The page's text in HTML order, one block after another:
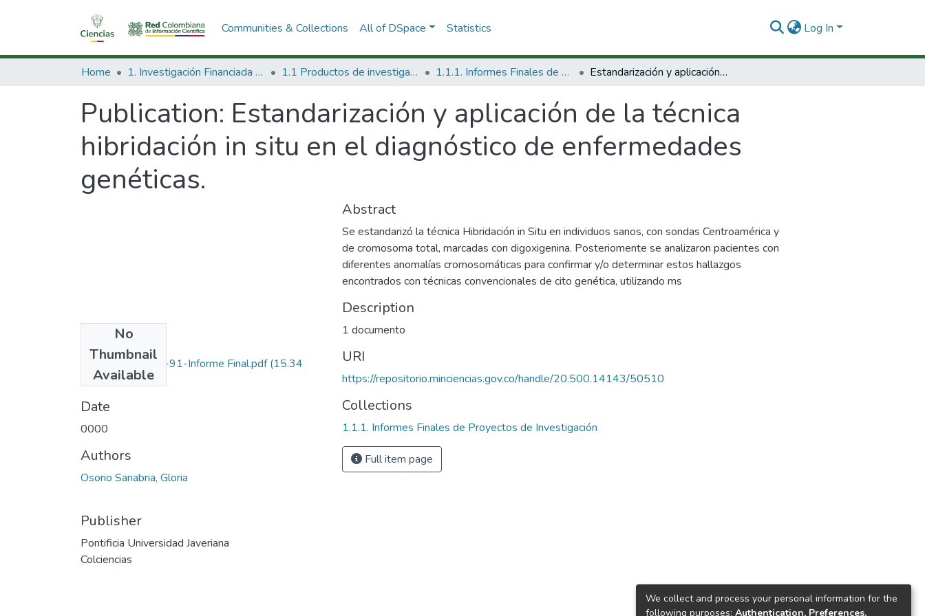
Communities & Collections All of DSpace Statistics Log In
Home 1. Investigación Financiada con Recursos Públicos 1.1 Productos de investigación 1.1.1. Informes Finales de Proyectos de Investigación Estandarización y aplicación de la técnica hibridación in situ en el diagnóstico de enfermedades genéticas.
Publication: Estandarización y aplicación de la técnica
hibridación in situ en el diagnóstico de enfermedades
genéticas.
No
Thumbnail
Available
1203-05-007-91-Informe Final.pdf(15.34
MB)
Date
0000
Authors
Osorio Sanabria, Gloria
Publisher
Pontificia Universidad Javeriana
Colciencias
Abstract
Se estandarizó la técnica Hibridación in Situ en individuos sanos, con sondas Centroamérica y
de cromosoma total, marcadas con digoxigenina. Posteriomente se analizaron pacientes con
diferentes anomalías cromosomáticas para confirmar y/o determinar estos hallazgos
encontrados con técnicas convencionales de cito genética, utilizando ms
Description
1 documento
URI
https://repositorio.minciencias.gov.co/handle/20.500.14143/50510
Collections
1.1.1. Informes Finales de Proyectos de Investigación
Full item page
We collect and process your personal information for the
following purposes: Authentication, Preferences,